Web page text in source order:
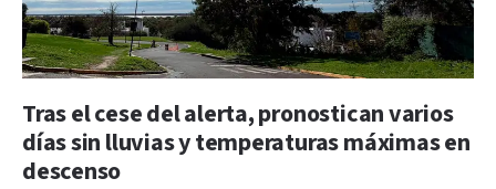
Tras el cese del alerta, pronostican varios
días sin lluvias y temperaturas máximas en
descenso